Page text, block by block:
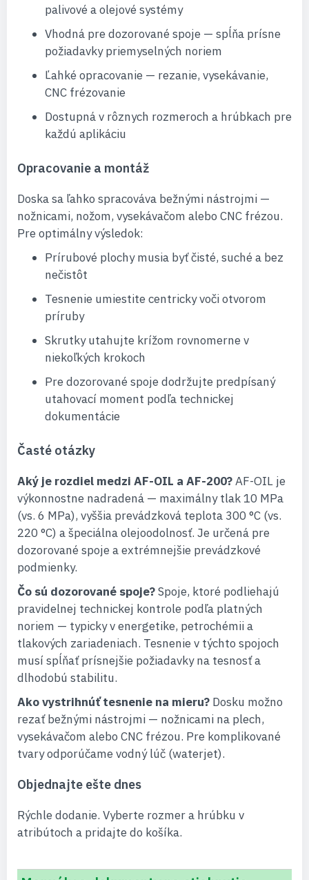
palivové a olejové systémy
Vhodná pre dozorované spoje — spĺňa prísne
požiadavky priemyselných noriem
Ľahké opracovanie — rezanie, vysekávanie,
CNC frézovanie
Dostupná v rôznych rozmeroch a hrúbkach pre
každú aplikáciu
Opracovanie a montáž
Doska sa ľahko spracováva bežnými nástrojmi —
nožnicami, nožom, vysekávačom alebo CNC frézou.
Pre optimálny výsledok:
Prírubové plochy musia byť čisté, suché a bez
nečistôt
Tesnenie umiestite centricky voči otvorom
príruby
Skrutky utahujte krížom rovnomerne v
niekoľkých krokoch
Pre dozorované spoje dodržujte predpísaný
utahovací moment podľa technickej
dokumentácie
Časté otázky
Aký je rozdiel medzi AF-OIL a AF-200?AF-OIL je
výkonnostne nadradená — maximálny tlak 10 MPa
(vs. 6 MPa), vyššia prevádzková teplota 300 °C (vs.
220 °C) a špeciálna olejoodolnosť. Je určená pre
dozorované spoje a extrémnejšie prevádzkové
podmienky.
Čo sú dozorované spoje?Spoje, ktoré podliehajú
pravidelnej technickej kontrole podľa platných
noriem — typicky v energetike, petrochémii a
tlakových zariadeniach. Tesnenie v týchto spojoch
musí spĺňať prísnejšie požiadavky na tesnosť a
dlhodobú stabilitu.
Ako vystrihnúť tesnenie na mieru? Dosku možno
rezať bežnými nástrojmi — nožnicami na plech,
vysekávačom alebo CNC frézou. Pre komplikované
tvary odporúčame vodný lúč (waterjet).
Objednajte ešte dnes
Rýchle dodanie. Vyberte rozmer a hrúbku v
atribútoch a pridajte do košíka.